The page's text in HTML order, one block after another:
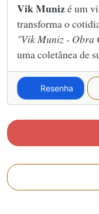
Vik Munizé um
transforma o
"Vik Muniz - Obra
uma coletânea de
Resenha